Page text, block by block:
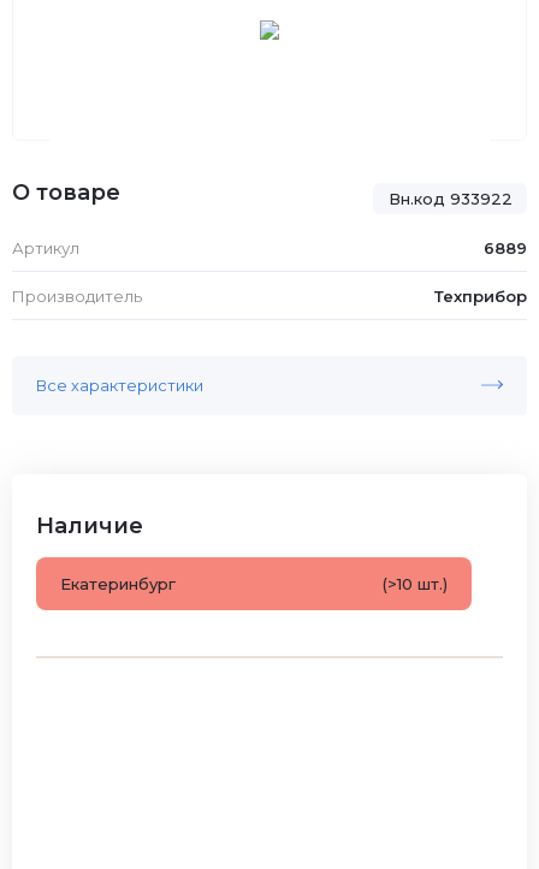
Вн.код 933922
О товаре
Артикул 6889
Производитель Техприбор
Все характеристики
Наличие
Екатеринбург (>10 шт.)